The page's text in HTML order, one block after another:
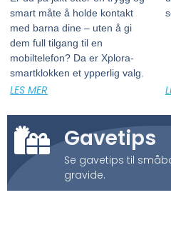
smart måte å holde kontakt
med barna dine – uten å gi
dem full tilgang til en
mobiltelefon? Da er Xplora-
smartklokken et ypperlig valg.
LES MER
Gavetips
Se gavetips til
gravide.